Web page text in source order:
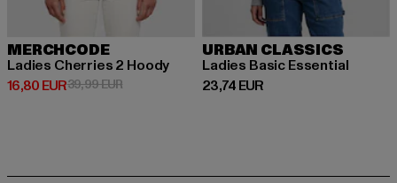
MERCHCODE
Ladies Cherries 2 Hoody
16,80 EUR
Derzeitiger Preis: 16,80 EUR
39,99 EURAktionspreis: 39,99 EUR
URBAN CLASSICS
Ladies Basic Essential
23,74 EUR
Derzeitiger Preis: 23,74 EUR